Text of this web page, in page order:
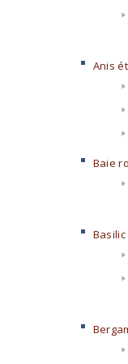
Anis
Baie